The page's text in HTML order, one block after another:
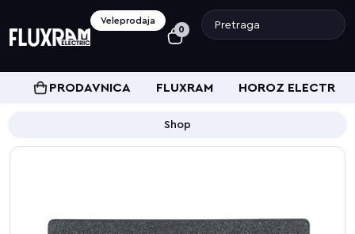
Veleprodaja
0
PRODAVNICA FLUXRAM HOROZ ELECTRIC
Shop